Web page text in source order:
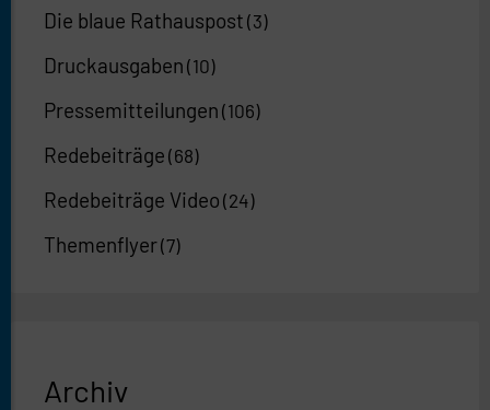
Die blaue Rathauspost (3)
Druckausgaben (10)
Pressemitteilungen (106)
Redebeiträge (68)
Redebeiträge Video (24)
Themenflyer(7)
Archiv